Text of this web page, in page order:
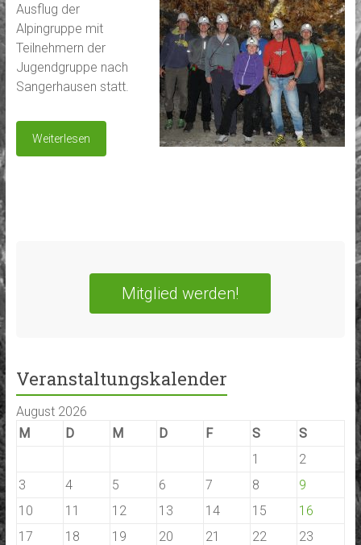
Ausflug der
Alpingruppe mit
Teilnehmern der
Jugendgruppe nach
Sangerhausen statt.
Weiterlesen
Mitglied werden!
Veranstaltungskalender
August 2026
M
D M D F S
S
1
2
3
4 5 6 7 8
9
10
11 12 13 14 15
16
17
18 19 20 21 22
23